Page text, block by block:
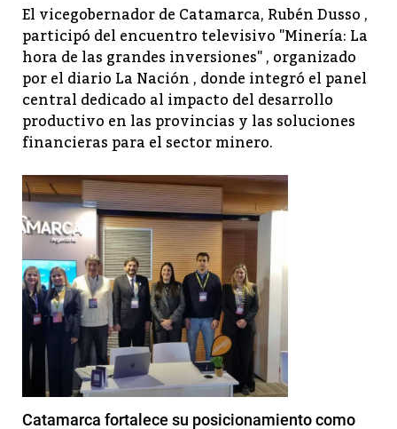
El vicegobernador de Catamarca, Rubén Dusso ,
participó del encuentro televisivo "Minería: La
hora de las grandes inversiones" , organizado
por el diario La Nación , donde integró el panel
central dedicado al impacto del desarrollo
productivo en las provincias y las soluciones
financieras para el sector minero.
Catamarca fortalece su posicionamiento como